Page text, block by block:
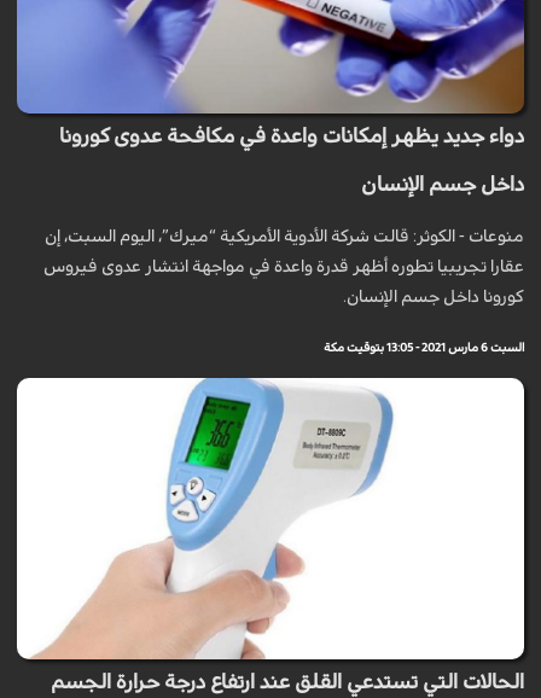
دواء جديد يظهر إمكانات واعدة في مكافحة عدوى كورونا
داخل جسم الإنسان
منوعات - الكوثر: قالت شركة الأدوية الأمريكية “ميرك”، اليوم السبت، إن
عقارا تجريبيا تطوره أظهر قدرة واعدة في مواجهة انتشار عدوى فيروس
كورونا داخل جسم الإنسان.
السبت 6 مارس 2021 - 13:05 بتوقيت مكة
الحالات التي تستدعي القلق عند ارتفاع درجة حرارة الجسم